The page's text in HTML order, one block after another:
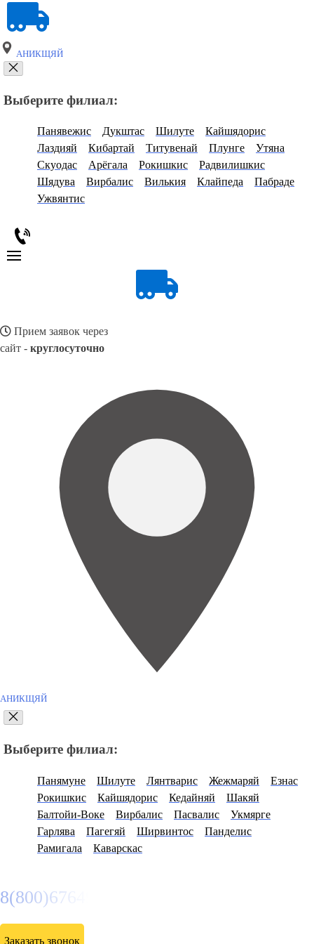
АНИКЩЯЙ
Выберите филиал:
Панявежис Дукштас Шилуте
Кайшядорис
Лаздияй
Кибартай Титувенай Плунге
Утяна
Скуодас
Арёгала Рокишкис
Радвилишкис
Шядува
Вирбалис Вилькия Клайпеда
Пабраде
Ужвянтис
Прием заявок через
сайт - круглосуточно
АНИКЩЯЙ
Выберите филиал:
Панямуне Шилуте Лянтварис Жежмаряй
Езнас
Рокишкис
Кайшядорис Кедайняй
Шакяй
Балтойи-Воке
Вирбалис Пасвалис
Укмярге
Гарлява
Пагегяй Ширвинтос
Панделис
Рамигала
Каварскас
8(800)6764935
Заказать звонок